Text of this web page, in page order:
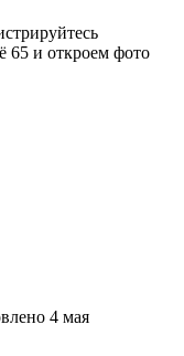
65 и откроем фото
4 мая